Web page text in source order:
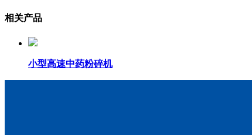
相关产品
小型高速中药粉碎机